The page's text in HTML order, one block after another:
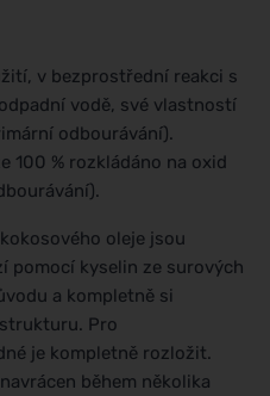
v bezprostřední reakci s
vodě, své vlastností
odbourávání).
100 % rozkládáno na oxid
oleje jsou
pomocí kyselin ze surových
a kompletně si
Pro
je kompletně rozložit.
během několika